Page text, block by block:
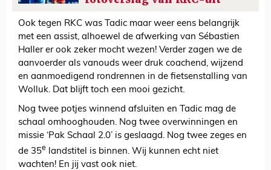
Ook tegen RKC was Tadic maar weer eens belangrijk
met een assist, alhoewel de afwerking van Sébastien
Haller er ook zeker mocht wezen! Verder zagen we de
aanvoerder als vanouds weer druk coachend, wijzend
en aanmoedigend rondrennen in de fietsenstalling van
Wolluk. Dat blijft toch een mooi gezicht.
Nog twee potjes winnend afsluiten en Tadic mag de
schaal omhooghouden. Nog twee overwinningen en
missie ‘Pak Schaal 2.0’ is geslaagd. Nog twee zeges en
de 35e landstitel is binnen. Wij kunnen echt niet
wachten! En jij vast ook niet.